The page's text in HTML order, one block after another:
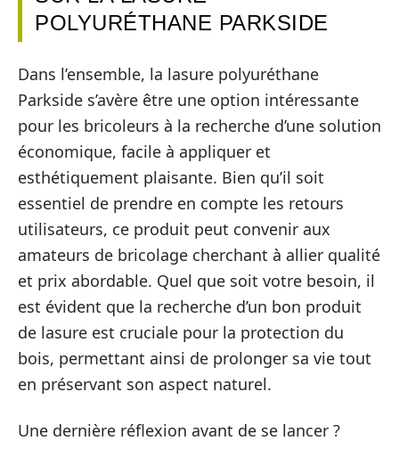
POLYURÉTHANE PARKSIDE
Dans l’ensemble, la lasure polyuréthane
Parkside s’avère être une option intéressante
pour les bricoleurs à la recherche d’une solution
économique, facile à appliquer et
esthétiquement plaisante. Bien qu’il soit
essentiel de prendre en compte les retours
utilisateurs, ce produit peut convenir aux
amateurs de bricolage cherchant à allier qualité
et prix abordable. Quel que soit votre besoin, il
est évident que la recherche d’un bon produit
de lasure est cruciale pour la protection du
bois, permettant ainsi de prolonger sa vie tout
en préservant son aspect naturel.
Une dernière réflexion avant de se lancer ?